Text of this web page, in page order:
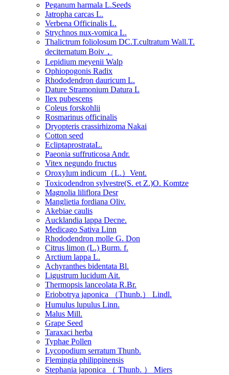
Peganum harmala L.Seeds
Jatropha carcas L.
Verbena Officinalis L.
Strychnos nux-vomica L.
Thalictrum foliolosum DC.T.cultratum Wall.T.
deciternatum Boiv，
Lepidium meyenii Walp
Ophiopogonis Radix
Rhododendron dauricum L.
Dature Stramonium Datura L
Ilex pubescens
Coleus forskohlii
Rosmarinus officinalis
Dryopteris crassirhizoma Nakai
Cotton seed
EcliptaprostrataL.
Paeonia suffruticosa Andr.
Vitex negundo fructus
Oroxylum indicum（L.）Vent.
Toxicodendron sylvestre(S. et Z.)O. Komtze
Magnolia liliflora Desr
Manglietia fordiana Oliv.
Akebiae caulis
Aucklandia lappa Decne.
Medicago Sativa Linn
Rhododendron molle G. Don
Citrus limon (L.) Burm. f.
Arctium lappa L.
Achyranthes bidentata Bl.
Ligustrum lucidum Ait.
Thermopsis lanceolata R.Br.
Eriobotrya japonica （Thunb.） Lindl.
Humulus lupulus Linn.
Malus Mill.
Grape Seed
Taraxaci herba
Typhae Pollen
Lycopodium serratum Thunb.
Flemingia philippinensis
Stephania japonica （ Thunb. ） Miers